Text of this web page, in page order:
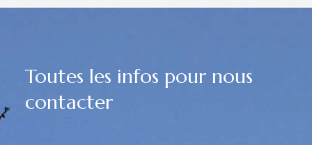
Toutes les infos pour nous
contacter